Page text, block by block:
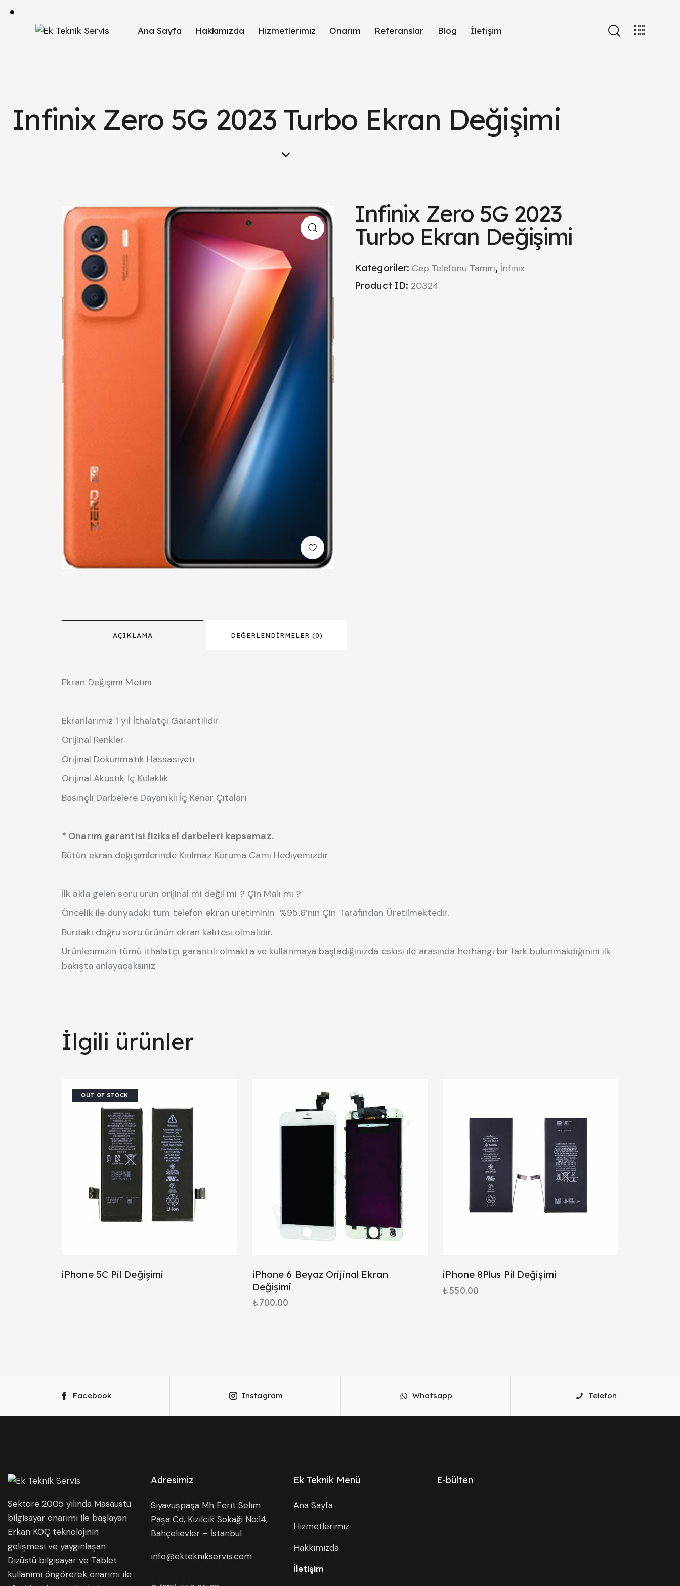
Ana Sayfa Hakkımızda Hizmetlerimiz Onarım Referanslar Blog İletişim
Infinix Zero 5G 2023 Turbo Ekran Değişimi
Infinix Zero 5G 2023
Turbo Ekran Değişimi
Kategoriler: Cep Telefonu Tamiri, İnfinix
Product ID: 20324
AÇIKLAMA DEĞERLENDIRMELER (0)
Ekran Değişimi Metini
Ekranlarımız 1 yıl İthalatçı Garantilidir
Orijinal Renkler
Orijinal Dokunmatik Hassasiyeti
Orijinal Akustik İç Kulaklık
Basınçlı Darbelere Dayanıklı İç Kenar Çıtaları
* Onarım garantisi fiziksel darbeleri kapsamaz.
Bütün ekran değişimlerinde Kırılmaz Koruma Camı Hediyemizdir
İlk akla gelen soru ürün orijinal mi değil mi ? Çin Malı mı ?
Öncelik ile dünyadaki tüm telefon ekran üretiminin %95,6’nın Çin Tarafından Üretilmektedir.
Burdaki doğru soru ürünün ekran kalitesi olmalıdır.
Ürünlerimizin tümü ithalatçı garantili olmakta ve kullanmaya başladığınızda eskisi ile arasında herhangi bir fark bulunmakdığınını ilk
bakışta anlayacaksınız
İlgili ürünler
OUT OF STOCK
iPhone 5C Pil Değişimi
iPhone 6 Beyaz Orijinal Ekran
Değişimi
₺700.00
iPhone 8Plus Pil Değişimi
₺550.00
Facebook Instagram Whatsapp Telefon
Sektöre 2005 yılında Masaüstü
bilgisayar onarımı ile başlayan
Erkan KOÇ teknolojinin
gelişmesi ve yaygınlaşan
Dizüstü bilgisayar ve Tablet
kullanımı öngörerek onarımı ile
Adresimiz
Siyavuşpaşa Mh Ferit Selim
Paşa Cd, Kızılcık Sokağı No:14,
Bahçelievler – İstanbul
info@ekteknikservis.com
Ek Teknik Menü
Ana Sayfa
Hizmetlerimiz
Hakkımızda
İletişim
E-bülten